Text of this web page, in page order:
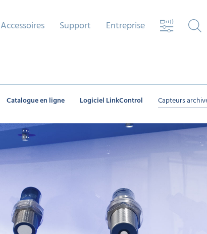
Accessoires Support Entreprise
Catalogue en ligne Logiciel LinkControl Capteurs